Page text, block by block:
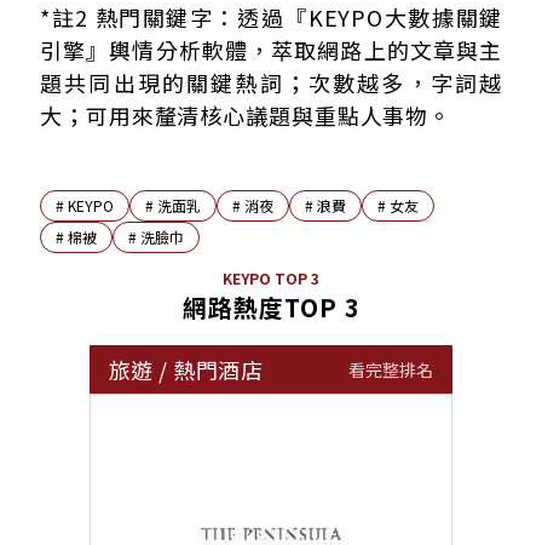
*註2 熱門關鍵字：透過『KEYPO大數據關鍵
引擎』輿情分析軟體，萃取網路上的文章與主
題共同出現的關鍵熱詞；次數越多，字詞越
大；可用來釐清核心議題與重點人事物。
#KEYPO # 洗面乳 #消夜 #浪費 # 女友
#棉被 # 洗臉巾
KEYPO TOP 3
網路熱度TOP 3
旅遊 / 熱門酒店 看完整排名